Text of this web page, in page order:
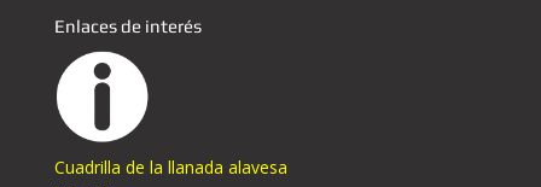
Enlaces de interés
Cuadrilla de la llanada alavesa